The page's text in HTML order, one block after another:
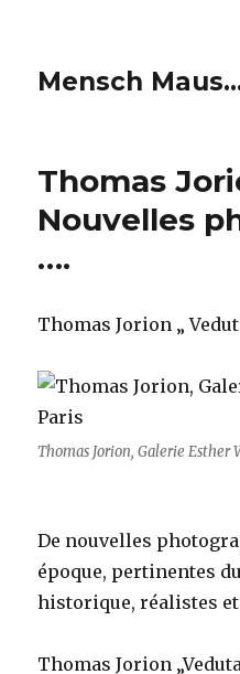
Mensch
Thomas
Nouvelles
….
Thomas Jorion „
Thomas Jorion, Galerie Esther
De nouvelles
époque, pertinentes
historique, réalistes et
Thomas Jorion